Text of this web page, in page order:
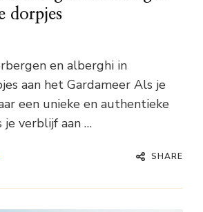
dorpjes
en alberghi in
aan het Gardameer Als je
een unieke en authentieke
je verblijf aan …
SHARE